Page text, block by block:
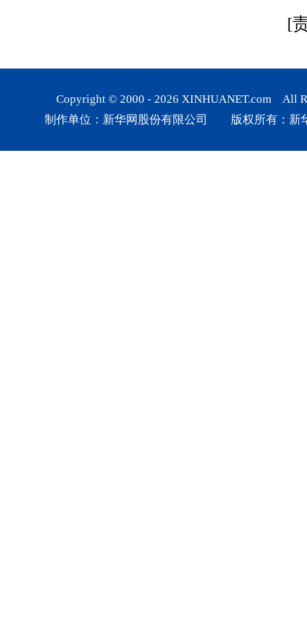
[
Copyright © 2000 - 2026 XINHUANET.com All
制作单位：新华网股份有限公司 版权所有：新